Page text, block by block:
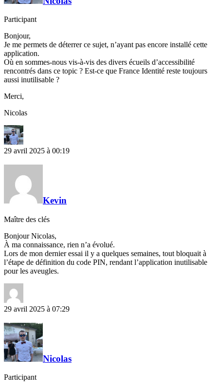
Participant
Bonjour,
Je me permets de déterrer ce sujet, n’ayant pas encore installé cette
application.
Où en sommes-nous vis-à-vis des divers écueils d’accessibilité
rencontrés dans ce topic ? Est-ce que France Identité reste toujours
aussi inutilisable ?
Merci,
Nicolas
29 avril 2025 à 00:19
Kevin
Maître des clés
Bonjour Nicolas,
À ma connaissance, rien n’a évolué.
Lors de mon dernier essai il y a quelques semaines, tout bloquait à
l’étape de définition du code PIN, rendant l’application inutilisable
pour les aveugles.
29 avril 2025 à 07:29
Nicolas
Participant